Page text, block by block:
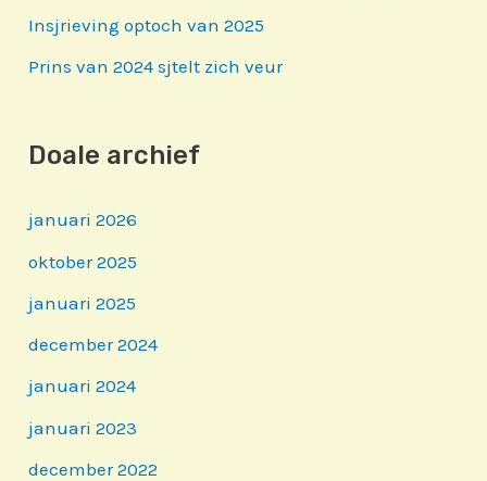
Insjrieving optoch van 2025
Prins van 2024 sjtelt zich veur
Doale archief
januari 2026
oktober 2025
januari 2025
december 2024
januari 2024
januari 2023
december 2022